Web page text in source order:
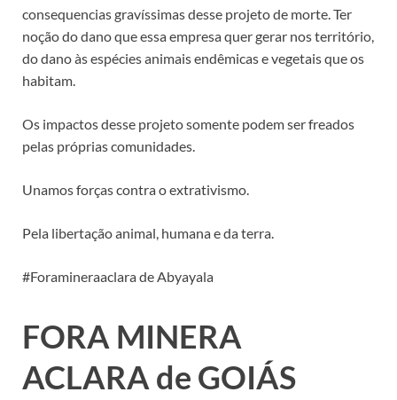
consequencias gravíssimas desse projeto de morte. Ter
noção do dano que essa empresa quer gerar nos território,
do dano às espécies animais endêmicas e vegetais que os
habitam.
Os impactos desse projeto somente podem ser freados
pelas próprias comunidades.
Unamos forças contra o extrativismo.
Pela libertação animal, humana e da terra.
#Foramineraaclara de Abyayala
FORA MINERA
ACLARA de GOIÁS